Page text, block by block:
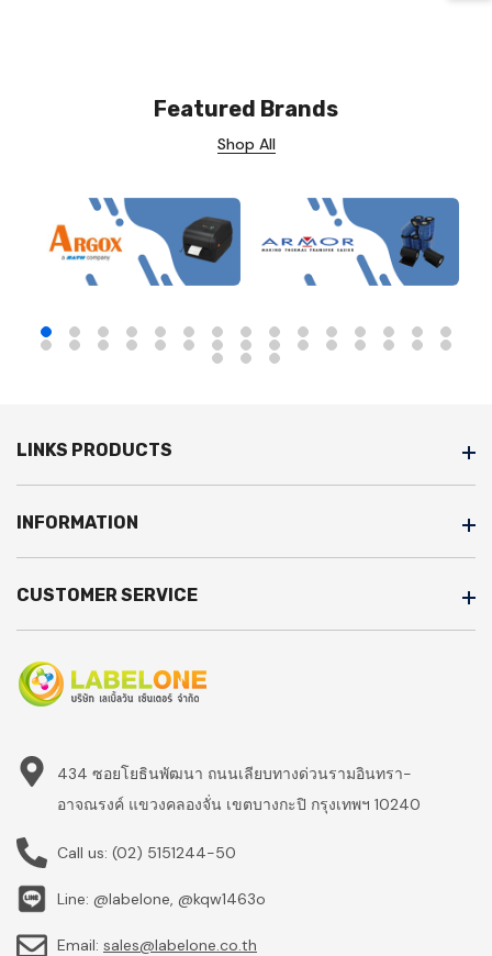
Featured Brands
Shop All
LINKS PRODUCTS
INFORMATION
CUSTOMER SERVICE
434 ซอยโยธินพัฒนา ถนนเลียบทางด่วนรามอินทรา-
อาจณรงค์ แขวงคลองจั่น เขตบางกะปิ กรุงเทพฯ 10240
Call us: (02) 5151244-50
Line: @labelone, @kqw1463o
Email: sales@labelone.co.th